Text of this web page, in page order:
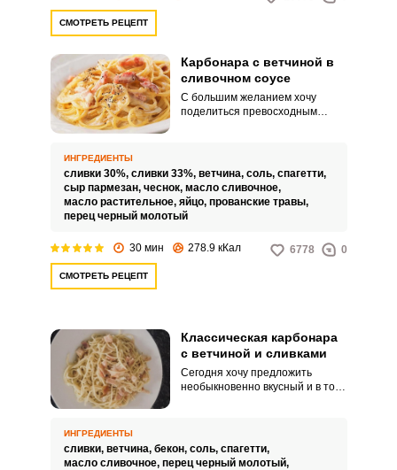
СМОТРЕТЬ РЕЦЕПТ
Карбонара с ветчиной в
сливочном соусе
С большим желанием хочу
поделиться превосходным
невероятно вкусным и
ароматным, замечательно
подойдет в качестве семейного
обеда или романтического
ИНГРЕДИЕНТЫ
сливки 30%, сливки 33%, ветчина, соль, спагетти,
сыр пармезан, чеснок, масло сливочное,
масло растительное, яйцо, прованские травы,
перец черный молотый
30 мин 278.9 кКал 6778 0
СМОТРЕТЬ РЕЦЕПТ
Классическая карбонара
с ветчиной и сливками
Сегодня хочу предложить
необыкновенно вкусный и в то
ветчиной и сливками. Блюдо
получается сытным и сочным.
ИНГРЕДИЕНТЫ
сливки, ветчина, бекон, соль, спагетти,
масло сливочное, перец черный молотый,